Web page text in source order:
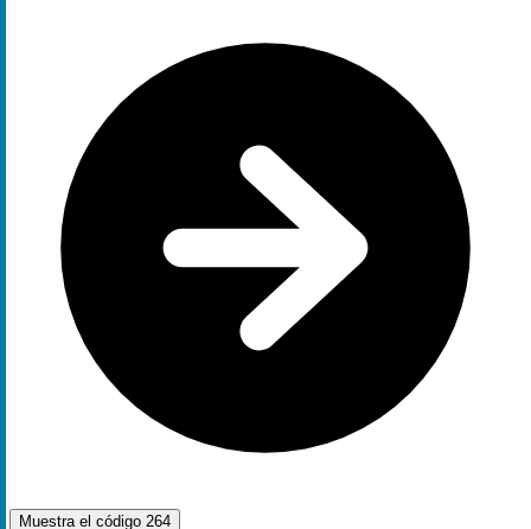
Muestra el código 264